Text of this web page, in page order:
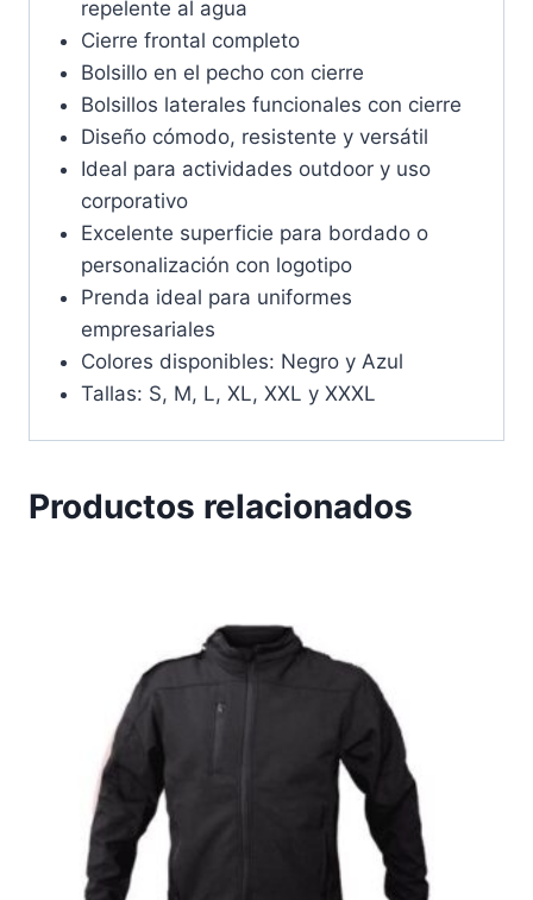
repelente al agua
Cierre frontal completo
Bolsillo en el pecho con cierre
Bolsillos laterales funcionales con cierre
Diseño cómodo, resistente y versátil
Ideal para actividades outdoor y uso
corporativo
Excelente superficie para bordado o
personalización con logotipo
Prenda ideal para uniformes
empresariales
Colores disponibles: Negro y Azul
Tallas: S, M, L, XL, XXL y XXXL
Productos relacionados